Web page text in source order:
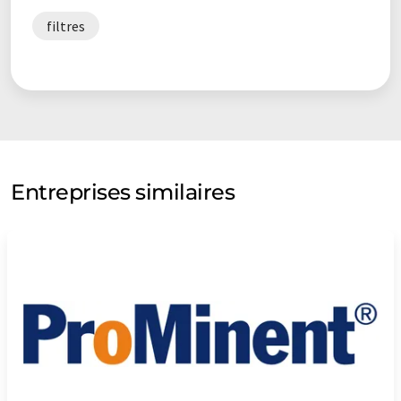
filtres
Entreprises similaires